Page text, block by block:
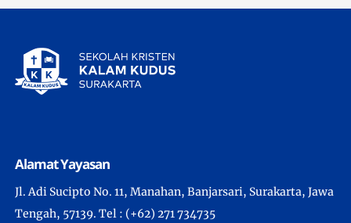
Alamat Yayasan
Jl. Adi Sucipto No. 11, Manahan, Banjarsari, Surakarta, Jawa
Tengah, 57139. Tel : (+62) 271 734735